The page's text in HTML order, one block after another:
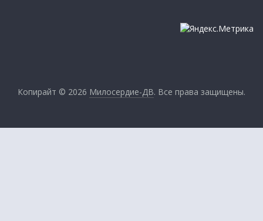
Копирайт © 2026 Милосердие-ДВ. Все права защищены.